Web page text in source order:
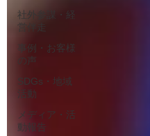
社外参謀・経
営伴走
事例・お客様
の声
SDGs・地域
活動
メディア・活
動報告